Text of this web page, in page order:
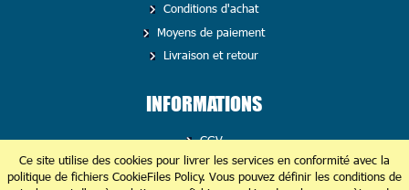
Ce site utilise des cookies pour livrer les services en conformité avec la
politique de fichiers CookieFiles Policy. Vous pouvez définir les conditions de
Conditions d'achat
Moyens de paiement
Livraison et retour
INFORMATIONS
CGV
Politique de confidentialité